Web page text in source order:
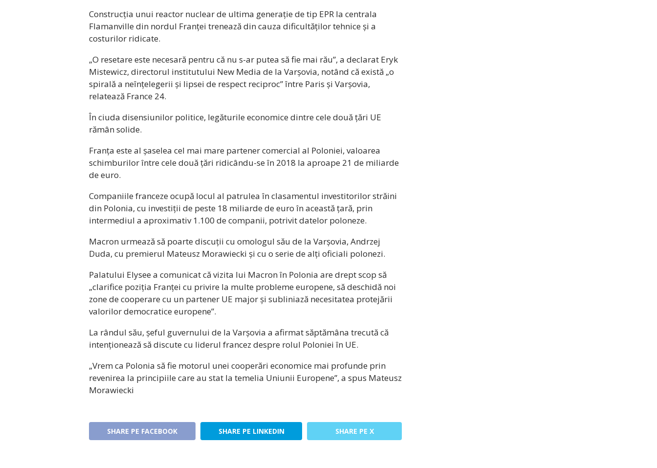
Construcția unui reactor nuclear de ultima generație de tip EPR la centrala
Flamanville din nordul Franței trenează din cauza dificultăților tehnice și a
costurilor ridicate.
„O resetare este necesară pentru că nu s-ar putea să fie mai rău”, a declarat Eryk
Mistewicz, directorul institutului New Media de la Varșovia, notând că există „o
spirală a neînțelegerii și lipsei de respect reciproc” între Paris și Varșovia,
relatează France 24.
În ciuda disensiunilor politice, legăturile economice dintre cele două țări UE
rămân solide.
Franța este al șaselea cel mai mare partener comercial al Poloniei, valoarea
schimburilor între cele două țări ridicându-se în 2018 la aproape 21 de miliarde
de euro.
Companiile franceze ocupă locul al patrulea în clasamentul investitorilor străini
din Polonia, cu investiții de peste 18 miliarde de euro în această țară, prin
intermediul a aproximativ 1.100 de companii, potrivit datelor poloneze.
Macron urmează să poarte discuții cu omologul său de la Varșovia, Andrzej
Duda, cu premierul Mateusz Morawiecki și cu o serie de alți oficiali polonezi.
Palatului Elysee a comunicat că vizita lui Macron în Polonia are drept scop să
„clarifice poziția Franței cu privire la multe probleme europene, să deschidă noi
zone de cooperare cu un partener UE major și subliniază necesitatea protejării
valorilor democratice europene”.
La rândul său, șeful guvernului de la Varșovia a afirmat săptămâna trecută că
intenționează să discute cu liderul francez despre rolul Poloniei în UE.
„Vrem ca Polonia să fie motorul unei cooperări economice mai profunde prin
revenirea la principiile care au stat la temelia Uniunii Europene”, a spus Mateusz
Morawiecki
SHARE PE FACEBOOK SHARE PE LINKEDIN SHARE PE X